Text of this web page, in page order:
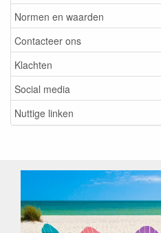
Normen en waarden
Contacteer ons
Klachten
Social media
Nuttige linken